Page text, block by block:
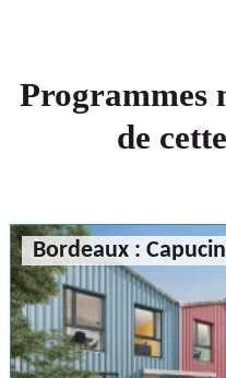
Programmes
de
Bordeaux :